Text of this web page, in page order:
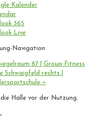
Kalender
365
Live
Navigation
67 | Group-Fitness
Schwaigfeld rechts |
»
die Halle vor der Nutzung.